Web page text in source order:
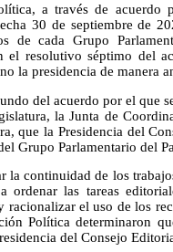
a través de acuerdo
30 de septiembre de
de cada Grupo
el resolutivo séptimo del
la presidencia de manera
del acuerdo por el que
la Junta de
que la Presidencia del
Grupo Parlamentario del
la continuidad de los
ordenar las tareas
racionalizar el uso de los
Política determinaron
del Consejo